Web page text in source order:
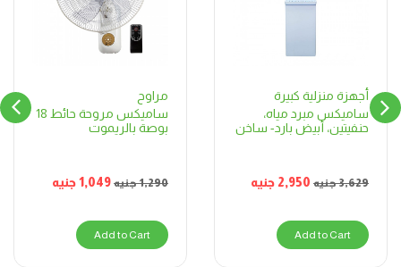
أجهزة منزلية كبيرة
ساميكس مبرد مياه،
حنفيتين، أبيض بارد- ساخن
3,629جنيه 2,950 جنيه
Add to Cart
مراوح
ساميكس مروحة حائط 18
بوصة بالريموت
1,290جنيه 1,049جنيه
Add to Cart